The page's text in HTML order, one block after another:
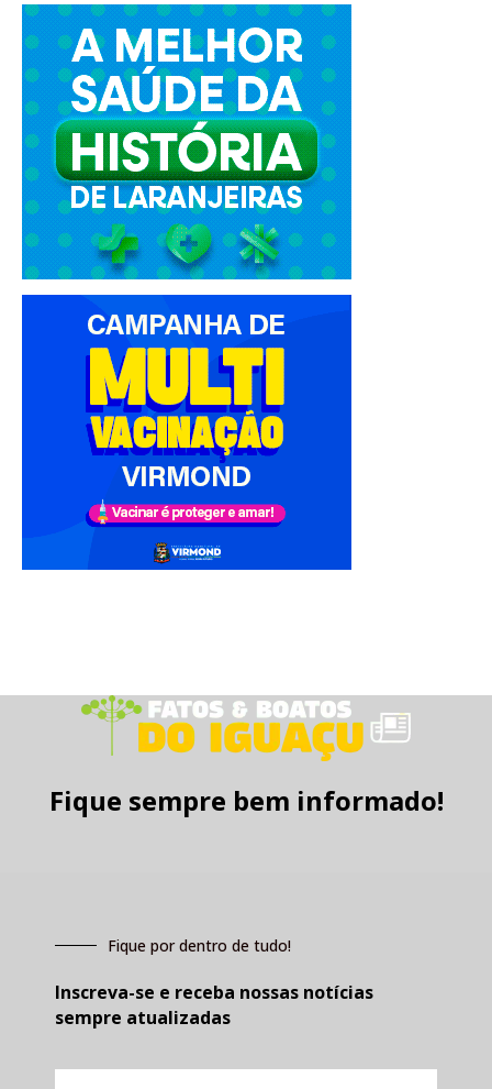
Fique sempre bem informado!
Fique por dentro de tudo!
Inscreva-se e receba nossas notícias
sempre atualizadas